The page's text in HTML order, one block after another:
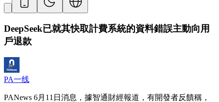
DeepSeek已就其快取計費系統的資料錯誤主動向用
戶退款
PA一线
PANews 6月11日消息，據智通財經報道，有開發者反饋稱，